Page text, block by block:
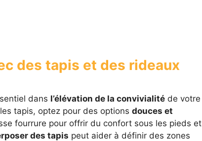
des tapis et des rideaux
dans l’élévation de la convivialitéde votre
tapis, optez pour des options douces et
fourrure pour offrir du confort sous les pieds et
des tapis peut aider à définir des zones